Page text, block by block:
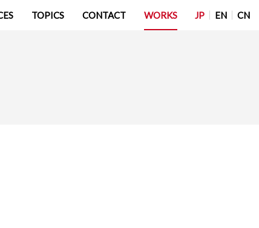
TOPICS CONTACT WORKS JP EN CN